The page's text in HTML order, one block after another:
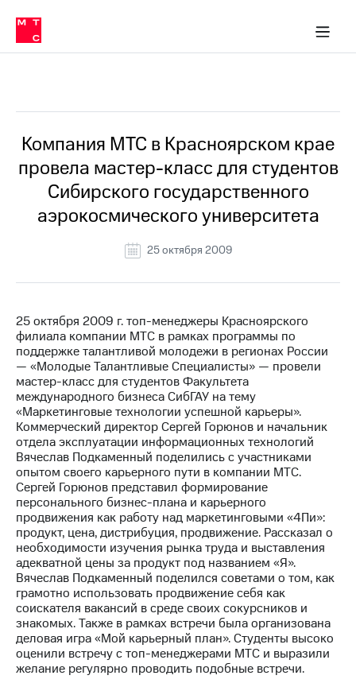
Медиа-центр
и акционерам
Устойчивое развитие
Комплаенс и деловая этика
компании
Карьера
История
компании
Правовая
информация
МТС
о технологиях
Достижения
Интервью
Финансовая
отчетность
Контакты
Новости
в
регионе
и акционерам
Корпоративное
управление
Корпоративный
секретарь
Раскрытие
в МТС
Пресс-
релизы
МТС
о технологиях
Компания МТС в Красноярском крае
провела мастер-класс для студентов
Сибирского государственного
аэрокосмического университета
25 октября 2009
25 октября 2009 г. топ-менеджеры Красноярского
филиала компании МТС в рамках программы по
поддержке талантливой молодежи в регионах России
— «Молодые Талантливые Специалисты» — провели
мастер-класс для студентов Факультета
международного бизнеса СибГАУ на тему
«Маркетинговые технологии успешной карьеры».
Коммерческий директор Сергей Горюнов и начальник
отдела эксплуатации информационных технологий
Вячеслав Подкаменный поделились с участниками
опытом своего карьерного пути в компании МТС.
Сергей Горюнов представил формирование
персонального бизнес-плана и карьерного
продвижения как работу над маркетинговыми «4Пи»:
продукт, цена, дистрибуция, продвижение. Рассказал о
необходимости изучения рынка труда и выставления
адекватной цены за продукт под названием «Я».
Вячеслав Подкаменный поделился советами о том, как
грамотно использовать продвижение себя как
соискателя вакансий в среде своих сокурсников и
знакомых. Также в рамках встречи была организована
деловая игра «Мой карьерный план». Студенты высоко
оценили встречу с топ-менеджерами МТС и выразили
желание регулярно проводить подобные встречи.